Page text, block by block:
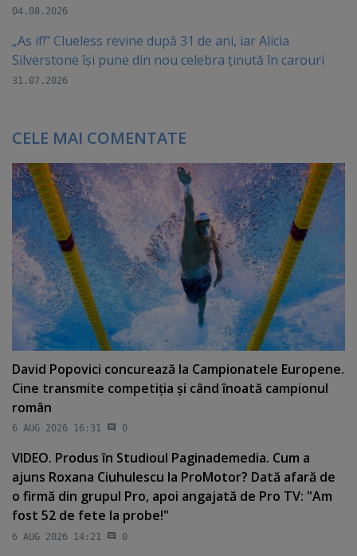
04.08.2026
„As if!” Clueless revine după 31 de ani, iar Alicia
Silverstone își pune din nou celebra ținută în carouri
31.07.2026
CELE MAI COMENTATE
David Popovici concurează la Campionatele Europene.
Cine transmite competiţia şi când înoată campionul
român
6 AUG 2026 16:31 0
VIDEO. Produs în Studioul Paginademedia. Cum a
ajuns Roxana Ciuhulescu la ProMotor? Dată afară de
o firmă din grupul Pro, apoi angajată de Pro TV: "Am
fost 52 de fete la probe!"
6 AUG 2026 14:21 0